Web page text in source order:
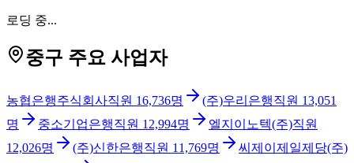
로딩 중...
중구 주요 사업자
농협은행주식회사직원 16,736명 (주)우리은행직원 13,051
명
중소기업은행직원 12,994명 엘지이노텍(주)직원
12,026명 (주)신한은행직원 11,769명
씨제이제일제당(주)